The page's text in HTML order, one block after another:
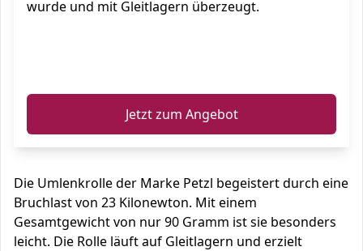
wurde und mit Gleitlagern überzeugt.
Jetzt zum Angebot
Die Umlenkrolle der Marke Petzl begeistert durch eine
Bruchlast von 23 Kilonewton. Mit einem
Gesamtgewicht von nur 90 Gramm ist sie besonders
leicht. Die Rolle läuft auf Gleitlagern und erzielt